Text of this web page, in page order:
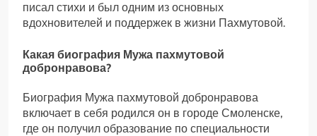
писал стихи и был одним из основных
вдохновителей и поддержек в жизни Пахмутовой.
Какая биография Мужа пахмутовой
добронравова?
Биография Мужа пахмутовой добронравова
включает в себя родился он в городе Смоленске,
где он получил образование по специальности